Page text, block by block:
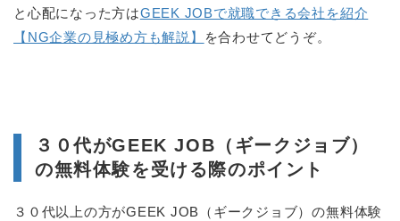
と心配になった方はGEEK JOBで就職できる会社を紹介
【NG企業の見極め方も解説】
を合わせてどうぞ。
３０代がGEEK JOB（ギークジョブ）
の無料体験を受ける際のポイント
３０代以上の方がGEEK JOB（ギークジョブ）の無料体験